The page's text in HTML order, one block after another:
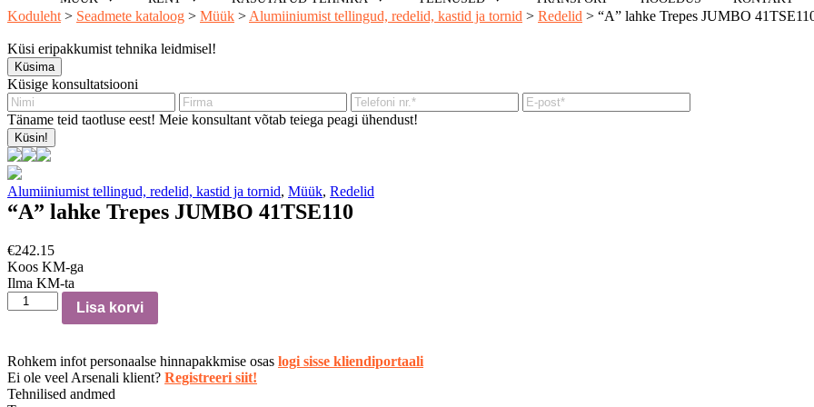
Koduleht > Seadmete kataloog > Müük > Alumiiniumist tellingud, redelid, kastid ja tornid > Redelid > “A” lahke Trepes JUMBO
Küsi eripakkumist tehnika leidmisel!
Küsima
Küsige konsultatsiooni
Täname teid taotluse eest! Meie konsultant võtab teiega peagi ühendust!
Küsin!
Alumiiniumist tellingud, redelid, kastid ja tornid, Müük, Redelid
“A” lahke Trepes JUMBO 41TSE110
€242.15
Koos KM-ga
Ilma KM-ta
“A”
lahke
41TSE110
kogus
Lisa korvi
Rohkem infot personaalse hinnapakkmise osas logi sisse kliendiportaali
Ei ole veel Arsenali klient? Registreeri siit!
Tehnilised andmed